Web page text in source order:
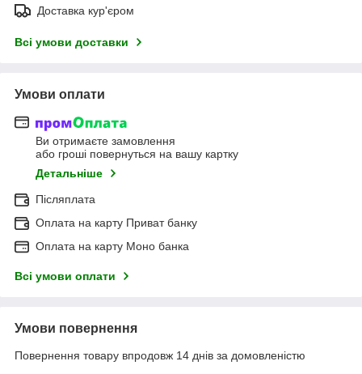
Доставка кур'єром
Всі умови доставки
Умови оплати
Ви отримаєте замовлення
або гроші повернуться на вашу картку
Детальніше
Післяплата
Оплата на карту Приват банку
Оплата на карту Моно банка
Всі умови оплати
Умови повернення
Повернення товару впродовж 14 днів за домовленістю